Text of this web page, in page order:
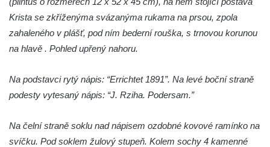
Socha Nosorožík v ZOO Hluboká
Socha Rosomák v ZOO Hluboká
Socha Beruška v ZOO Hluboká
Socha Volavka v ZOO Hluboká
Flamingo trůn v ZOO Hluboká
Lysá nad Labem, barokní město Šporkovo
Krista se zkříženýma svázanýma rukama na prsou, zpola
zahaleného v plášť, pod ním bederní rouška, s trnovou korunou
na hlavě . Pohled upřený nahoru.
Na podstavci rytý nápis: “Errichtet 1891”. Na levé boční straně
podesty vytesaný nápis: “J. Rziha. Podersam.”
Na čelní straně soklu nad nápisem ozdobné kovové ramínko na
svíčku. Pod soklem žulový stupeň. Kolem sochy 4 kamenné